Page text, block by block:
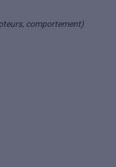
comportement)